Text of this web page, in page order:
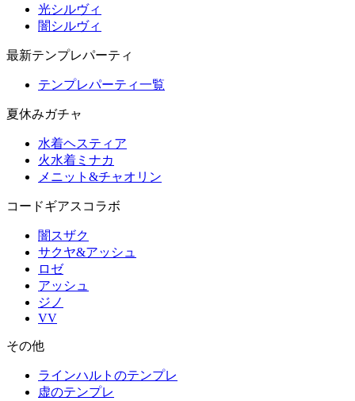
光シルヴィ
闇シルヴィ
最新テンプレパーティ
テンプレパーティ一覧
夏休みガチャ
水着ヘスティア
火水着ミナカ
メニット&チャオリン
コードギアスコラボ
闇スザク
サクヤ&アッシュ
ロゼ
アッシュ
ジノ
VV
その他
ラインハルトのテンプレ
虚のテンプレ